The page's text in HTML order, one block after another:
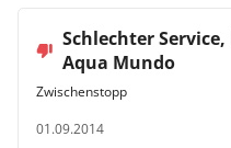
Schlechter
Aqua Mundo
Zwischenstopp
01.09.2014